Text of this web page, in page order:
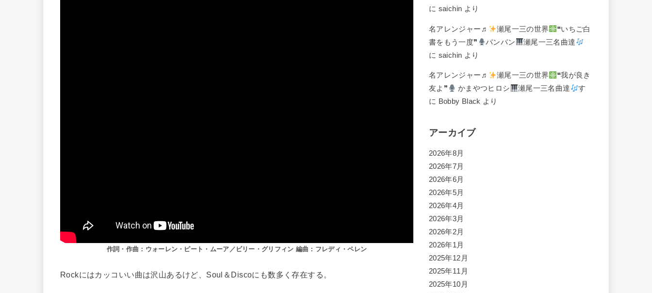
作詞・作曲：ウォーレン・ピート・ムーア／ビリー・グリフィン 編曲：フレディ・ペレン
Rockにはカッコいい曲は沢山あるけど、Soul＆Discoにも数多く存在する。
に saichin より
名アレンジャー♬ 瀬尾一三の世界
❝いちご白
書をもう一度❞
バンバン
瀬尾一三名曲達
に saichin より
名アレンジャー♬ 瀬尾一三の世界
❝我が良き
友よ❞
かまやつヒロシ 瀬尾一三名曲達
す
に Bobby Black より
アーカイブ
2026年8月
2026年7月
2026年6月
2026年5月
2026年4月
2026年3月
2026年2月
2026年1月
2025年12月
2025年11月
2025年10月